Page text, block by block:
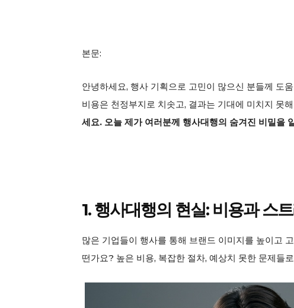
본문:
안녕하세요, 행사 기획으로 고민이 많으신 분들께 도
비용은 천정부지로 치솟고, 결과는 기대에 미치지 못
세요. 오늘 제가 여러분께 행사대행의 숨겨진 비밀을
1. 행사대행의 현실: 비용과 스
많은 기업들이 행사를 통해 브랜드 이미지를 높이고
떤가요? 높은 비용, 복잡한 절차, 예상치 못한 문제들